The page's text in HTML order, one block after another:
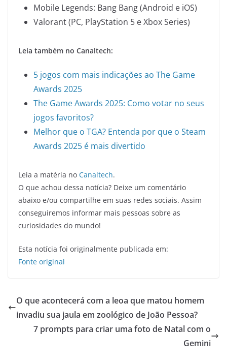
Mobile Legends: Bang Bang (Android e iOS)
Valorant (PC, PlayStation 5 e Xbox Series)
Leia também no Canaltech:
5 jogos com mais indicações ao The Game
Awards 2025
The Game Awards 2025: Como votar no seus
jogos favoritos?
Melhor que o TGA? Entenda por que o Steam
Awards 2025 é mais divertido
Leia a matéria no Canaltech.
O que achou dessa notícia? Deixe um comentário
abaixo e/ou compartilhe em suas redes sociais. Assim
conseguiremos informar mais pessoas sobre as
curiosidades do mundo!
Esta notícia foi originalmente publicada em:
Fonte original
O que acontecerá com a leoa que matou homem
invadiu sua jaula em zoológico de João Pessoa?
7 prompts para criar uma foto de Natal com o
Gemini